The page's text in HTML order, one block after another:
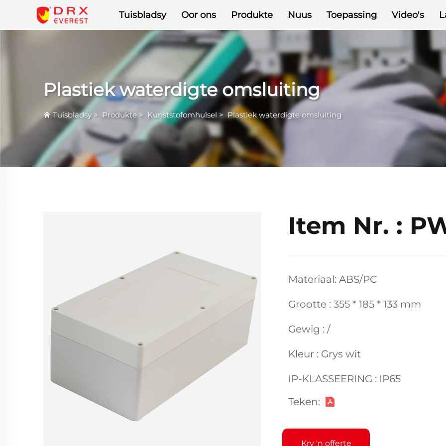
Tuisbladsy Oor ons Produkte Nuus Toepassing Video's
Plastiek waterdigte omsluiting
Tuisbladsy > Produkte> Kunststofomhulsel> Plastiek waterdigte omsluiting
Item Nr. :
Materiaal: ABS/PC
Grootte : 355 * 185 * 133 mm
Gewig : /
Kleur : Grys wit
IP-KLASSEERING : IP65
Teken:
Kry 'n offerte